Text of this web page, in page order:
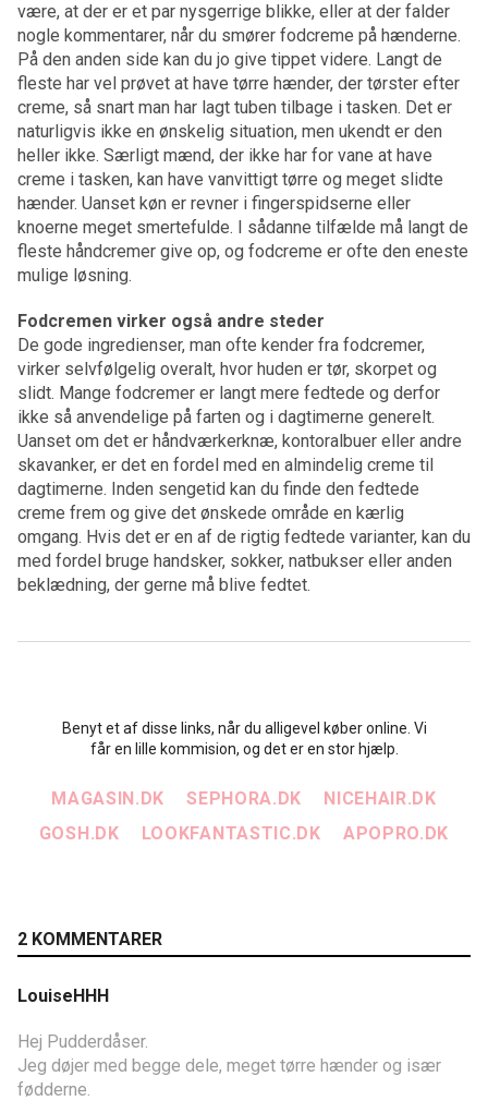
være, at der er et par nysgerrige blikke, eller at der falder
nogle kommentarer, når du smører fodcreme på hænderne.
På den anden side kan du jo give tippet videre. Langt de
fleste har vel prøvet at have tørre hænder, der tørster efter
creme, så snart man har lagt tuben tilbage i tasken. Det er
naturligvis ikke en ønskelig situation, men ukendt er den
heller ikke. Særligt mænd, der ikke har for vane at have
creme i tasken, kan have vanvittigt tørre og meget slidte
hænder. Uanset køn er revner i fingerspidserne eller
knoerne meget smertefulde. I sådanne tilfælde må langt de
fleste håndcremer give op, og fodcreme er ofte den eneste
mulige løsning.
Fodcremen virker også andre steder
De gode ingredienser, man ofte kender fra fodcremer,
virker selvfølgelig overalt, hvor huden er tør, skorpet og
slidt. Mange fodcremer er langt mere fedtede og derfor
ikke så anvendelige på farten og i dagtimerne generelt.
Uanset om det er håndværkerknæ, kontoralbuer eller andre
skavanker, er det en fordel med en almindelig creme til
dagtimerne. Inden sengetid kan du finde den fedtede
creme frem og give det ønskede område en kærlig
omgang. Hvis det er en af de rigtig fedtede varianter, kan du
med fordel bruge handsker, sokker, natbukser eller anden
beklædning, der gerne må blive fedtet.
Benyt et af disse links, når du alligevel køber online. Vi
får en lille kommision, og det er en stor hjælp.
MAGASIN.DK SEPHORA.DK
NICEHAIR.DK
GOSH.DK
LOOKFANTASTIC.DK APOPRO.DK
2 KOMMENTARER
LouiseHHH
Hej Pudderdåser.
Jeg døjer med begge dele, meget tørre hænder og især
fødderne.